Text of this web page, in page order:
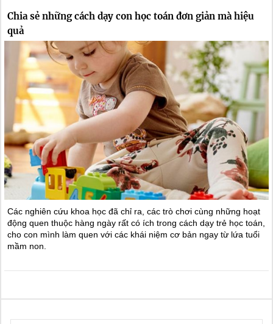
Chia sẻ những cách dạy con học toán đơn giản mà hiệu
quả
Các nghiên cứu khoa học đã chỉ ra, các trò chơi cùng những hoạt
động quen thuộc hàng ngày rất có ích trong cách dạy trẻ học toán,
cho con mình làm quen với các khái niệm cơ bản ngay từ lứa tuổi
mầm non.